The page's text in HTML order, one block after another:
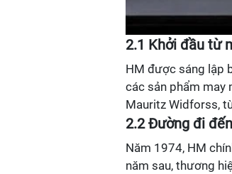
2.1 Khởi đầu từ
HM được sáng lập
các sản phẩm may
Mauritz Widforss,
2.2 Đường đi
Năm 1974, HM
năm sau, thương